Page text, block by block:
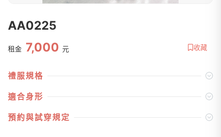
AA0225
租金 7,000 元 收藏
禮服規格
適合身形
預約與試穿規定